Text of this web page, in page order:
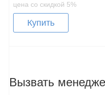
цена со скидкой 5%
Купить
Вызвать